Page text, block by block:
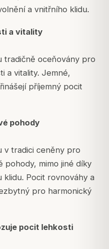
a vnitřního klidu.
a vitality
tradičně oceňovány pro
a vitality. Jemné,
příjemný pocit
pohody
v tradici ceněny pro
mimo jiné díky
klidu. Pocit rovnováhy a
pro harmonický
pocit lehkosti